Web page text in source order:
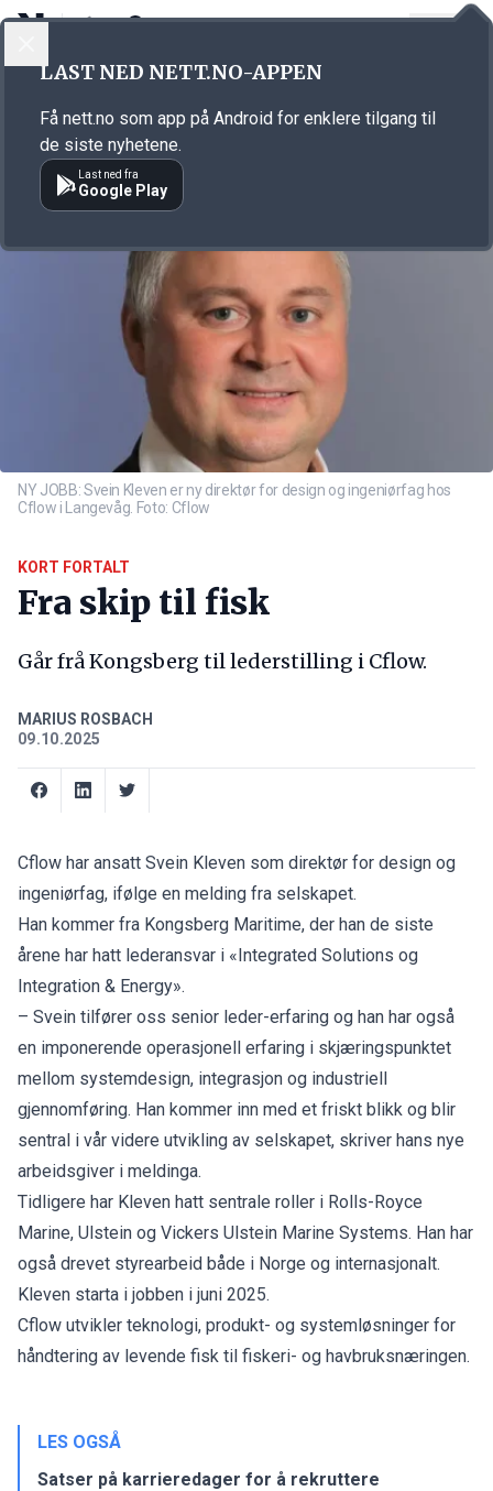
Annonsørinnhold
NY JOBB: Svein Kleven er ny direktør for design og ingeniørfag hos
Cflow i Langevåg. Foto: Cflow
KORT FORTALT
Fra skip til fisk
Går frå Kongsberg til lederstilling i Cflow.
MARIUS ROSBACH
09.10.2025
Cflow har ansatt Svein Kleven som direktør for design og
ingeniørfag, ifølge en melding fra selskapet.
Han kommer fra Kongsberg Maritime, der han de siste
årene har hatt lederansvar i «Integrated Solutions og
Integration & Energy».
– Svein tilfører oss senior leder-erfaring og han har også
en imponerende operasjonell erfaring i skjæringspunktet
mellom systemdesign, integrasjon og industriell
gjennomføring. Han kommer inn med et friskt blikk og blir
sentral i vår videre utvikling av selskapet, skriver hans nye
arbeidsgiver i meldinga.
Tidligere har Kleven hatt sentrale roller i Rolls-Royce
Marine, Ulstein og Vickers Ulstein Marine Systems. Han har
også drevet styrearbeid både i Norge og internasjonalt.
Kleven starta i jobben i juni 2025.
Cflow utvikler teknologi, produkt- og systemløsninger for
håndtering av levende fisk til fiskeri- og havbruksnæringen.
LES OGSÅ
Satser på karrieredager for å rekruttere
LAST NED NETT.NO-APPEN
Få nett.no som app på Android for enklere tilgang til
de siste nyhetene.
Last ned fra
Google Play